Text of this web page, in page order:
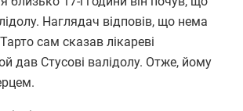
Наглядач відповів, що нема
сам сказав лікареві
дав Стусові валідолу. Отже, йому